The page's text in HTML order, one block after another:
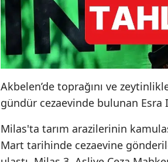
Akbelen’de toprağını ve
gündür cezaevinde bulunan
Milas'ta tarım arazilerinin
Mart tarihinde cezaevine